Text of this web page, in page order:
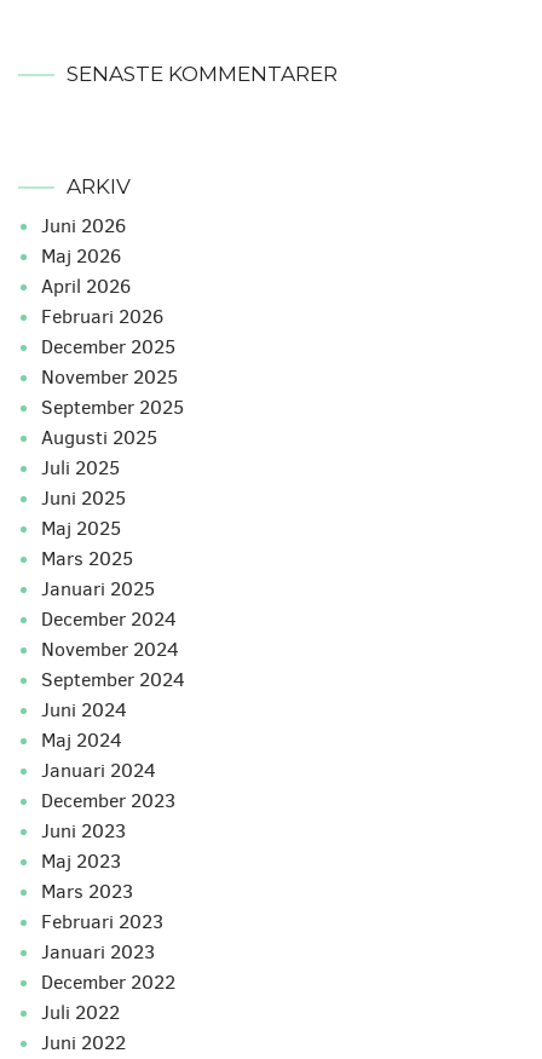
SENASTE KOMMENTARER
ARKIV
juni 2026
maj 2026
april 2026
februari 2026
december 2025
november 2025
september 2025
augusti 2025
juli 2025
juni 2025
maj 2025
mars 2025
januari 2025
december 2024
november 2024
september 2024
juni 2024
maj 2024
januari 2024
december 2023
juni 2023
maj 2023
mars 2023
februari 2023
januari 2023
december 2022
juli 2022
juni 2022